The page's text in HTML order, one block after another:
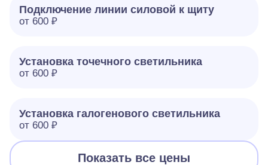
Подключение линии силовой к щиту
от 600 ₽
Установка точечного светильника
от 600 ₽
Установка галогенового светильника
от 600 ₽
Показать все цены